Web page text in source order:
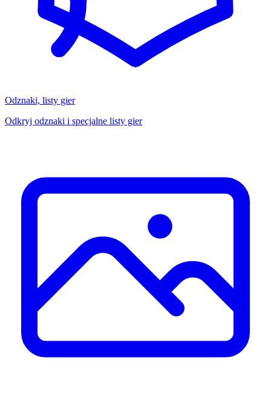
Odznaki, listy gier
Odkryj odznaki i specjalne listy gier